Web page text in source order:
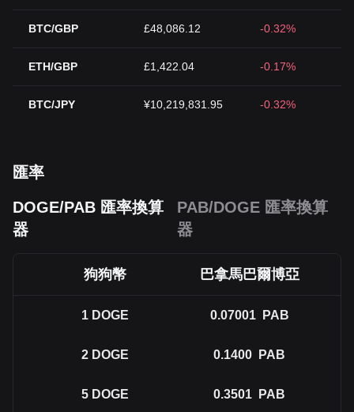
BTC/GBP £48,086.12 -0.32%
ETH/GBP £1,422.04 -0.17%
BTC/JPY ¥10,219,831.95 -0.32%
匯率
DOGE/PAB 匯率換算
器
PAB/DOGE 匯率換算
器
狗狗幣 巴拿馬巴爾博亞
1 DOGE 0.07001 PAB
2 DOGE 0.1400 PAB
5 DOGE 0.3501 PAB